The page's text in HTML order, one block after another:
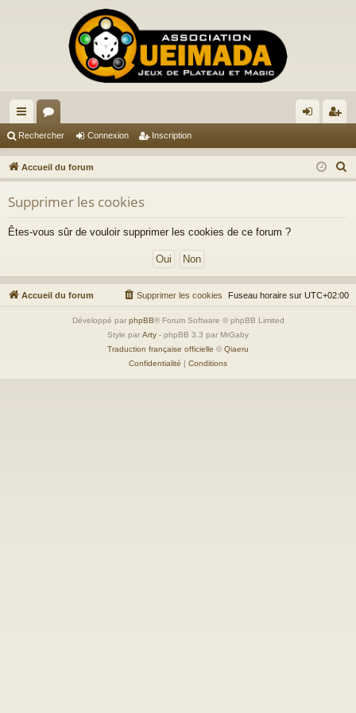
ac
co
ur
ci
s
or
u
m
s
ne
xi
cri
pti
Rechercher Connexion Inscription
Accueil du forum
e
Supprimer les cookies
Êtes-vous sûr de vouloir supprimer les cookies de ce forum ?
Accueil du forum Fuseau horaire sur UTC+02:00
Supprimer les cookies
Développé par phpBB® Forum Software © phpBB Limited
Style par Arty - phpBB 3.3 par MrGaby
Traduction française officielle © Qiaeru
Confidentialité | Conditions